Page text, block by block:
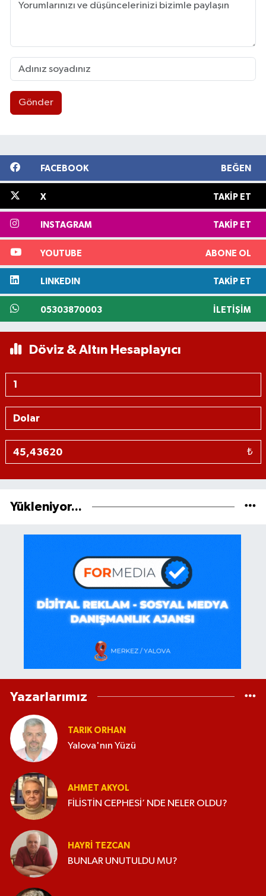
Gönder
FACEBOOK BEĞEN
X TAKIP ET
INSTAGRAM TAKIP ET
YOUTUBE ABONE OL
LINKEDIN TAKIP ET
05303870003 İLETIŞIM
Döviz & Altın Hesaplayıcı
₺
Yükleniyor...
Yazarlarımız
TARIK ORHAN
Yalova'nın Yüzü
AHMET AKYOL
FİLİSTİN CEPHESİ’ NDE NELER OLDU?
HAYRI TEZCAN
BUNLAR UNUTULDU MU?